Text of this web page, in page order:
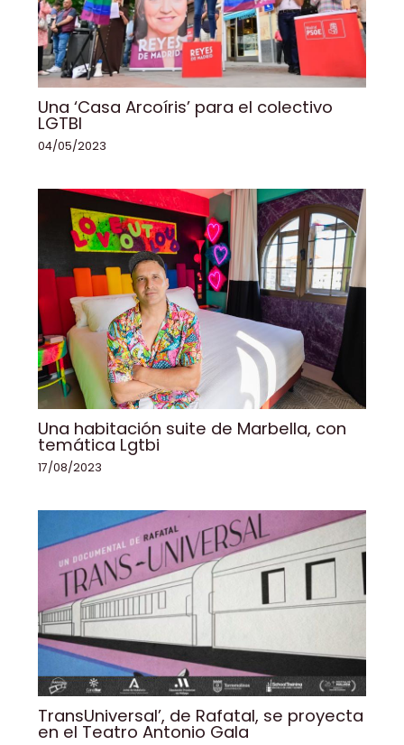
Una ‘Casa Arcoíris’ para el colectivo
LGTBI
04/05/2023
Una habitación suite de Marbella, con
temática Lgtbi
17/08/2023
TransUniversal’, de Rafatal, se proyecta
en el Teatro Antonio Gala